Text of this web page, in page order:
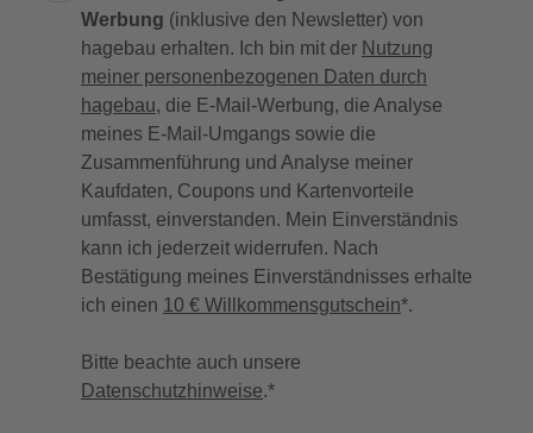
Werbung (inklusive den Newsletter) von
hagebau erhalten. Ich bin mit der Nutzung
meiner personenbezogenen Daten durch
hagebau, die E-Mail-Werbung, die Analyse
meines E-Mail-Umgangs sowie die
Zusammenführung und Analyse meiner
Kaufdaten, Coupons und Kartenvorteile
umfasst, einverstanden. Mein Einverständnis
kann ich jederzeit widerrufen. Nach
Bestätigung meines Einverständnisses erhalte
ich einen 10 € Willkommensgutschein*.
Bitte beachte auch unsere
Datenschutzhinweise.